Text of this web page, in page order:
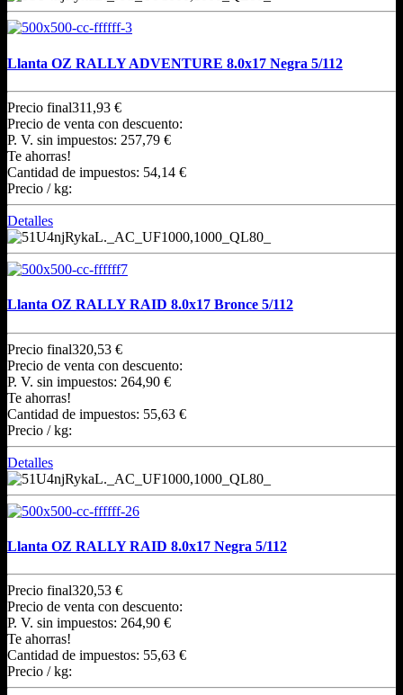
Llanta OZ RALLY ADVENTURE 8.0x17 Negra 5/112
Precio final311,93 €
Precio de venta con descuento:
P. V. sin impuestos: 257,79 €
Te ahorras!
Cantidad de impuestos: 54,14 €
Precio / kg:
Detalles
Llanta OZ RALLY RAID 8.0x17 Bronce 5/112
Precio final320,53 €
Precio de venta con descuento:
P. V. sin impuestos: 264,90 €
Te ahorras!
Cantidad de impuestos: 55,63 €
Precio / kg:
Detalles
Llanta OZ RALLY RAID 8.0x17 Negra 5/112
Precio final320,53 €
Precio de venta con descuento:
P. V. sin impuestos: 264,90 €
Te ahorras!
Cantidad de impuestos: 55,63 €
Precio / kg: